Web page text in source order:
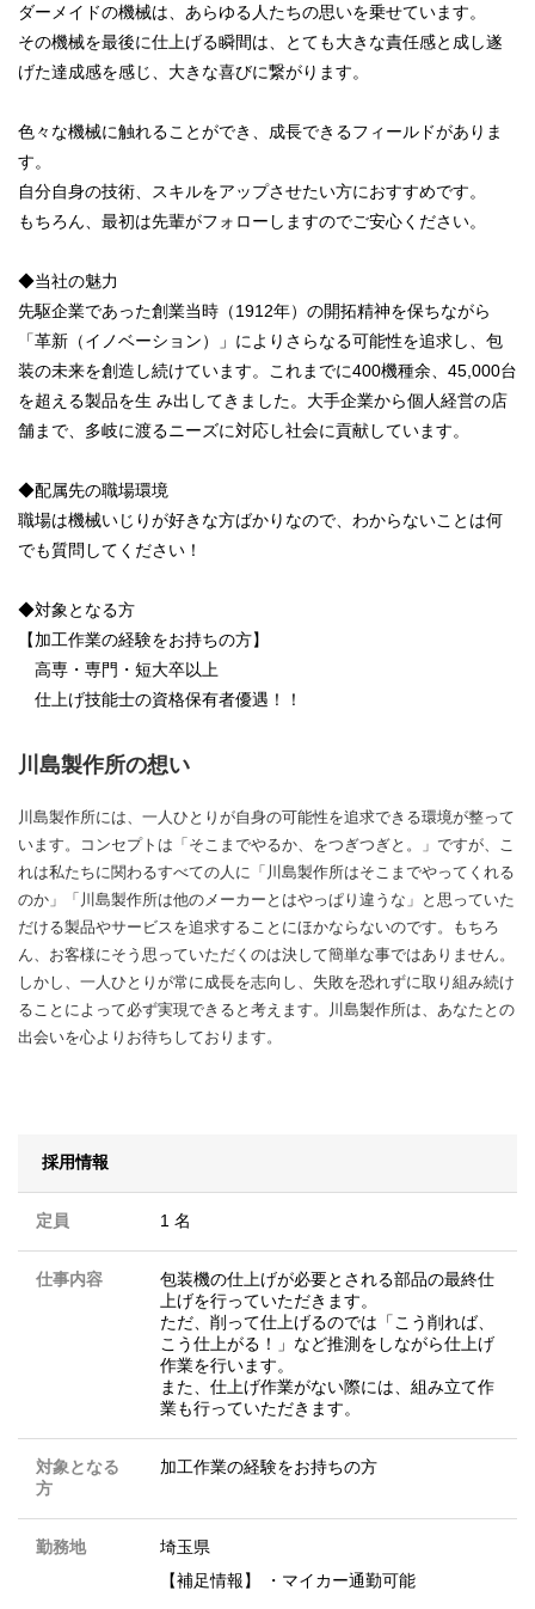
ダーメイドの機械は、あらゆる人たちの思いを乗せています。
その機械を最後に仕上げる瞬間は、とても大きな責任感と成し遂
げた達成感を感じ、大きな喜びに繋がります。
色々な機械に触れることができ、成長できるフィールドがありま
す。
自分自身の技術、スキルをアップさせたい方におすすめです。
もちろん、最初は先輩がフォローしますのでご安心ください。
◆当社の魅力
先駆企業であった創業当時（1912年）の開拓精神を保ちながら
「革新（イノベーション）」によりさらなる可能性を追求し、包
装の未来を創造し続けています。これまでに400機種余、45,000台
を超える製品を生 み出してきました。大手企業から個人経営の店
舗まで、多岐に渡るニーズに対応し社会に貢献しています。
◆配属先の職場環境
職場は機械いじりが好きな方ばかりなので、わからないことは何
でも質問してください！
◆対象となる方
【加工作業の経験をお持ちの方】
高専・専門・短大卒以上
仕上げ技能士の資格保有者優遇！！
川島製作所の想い
川島製作所には、一人ひとりが自身の可能性を追求できる環境が整って
います。コンセプトは「そこまでやるか、をつぎつぎと。」ですが、こ
れは私たちに関わるすべての人に「川島製作所はそこまでやってくれる
のか」「川島製作所は他のメーカーとはやっぱり違うな」と思っていた
だける製品やサービスを追求することにほかならないのです。もちろ
ん、お客様にそう思っていただくのは決して簡単な事ではありません。
しかし、一人ひとりが常に成長を志向し、失敗を恐れずに取り組み続け
ることによって必ず実現できると考えます。川島製作所は、あなたとの
出会いを心よりお待ちしております。
採用情報
定員 1 名
仕事内容
包装機の仕上げが必要とされる部品の最終仕
上げを行っていただきます。
ただ、削って仕上げるのでは「こう削れば、
こう仕上がる！」など推測をしながら仕上げ
作業を行います。
また、仕上げ作業がない際には、組み立て作
業も行っていただきます。
対象となる
方
加工作業の経験をお持ちの方
勤務地
埼玉県
【補足情報】 ・マイカー通勤可能